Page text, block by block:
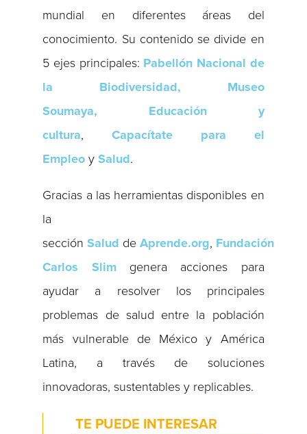
mundial en diferentes áreas del
conocimiento. Su contenido se divide en
5 ejes principales: Pabellón Nacional de
la Biodiversidad, Museo
Soumaya,
Educación y
cultura,Capacítate para el
Empleo ySalud.
Gracias a las herramientas disponibles en
la
secciónSalud deAprende.org, Fundación
Carlos Slimgenera acciones para
ayudar a resolver los principales
problemas de salud entre la población
más vulnerable de México y América
Latina, a través de soluciones
innovadoras, sustentables y replicables.
TE PUEDE INTERESAR